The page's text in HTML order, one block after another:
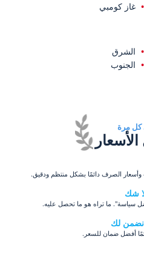
غاز كومبي
الشرق
الجنوب
مرة
الصرف دائمًا بشكل منتظم ودقيق.
شك
سياسة". ما تراه هو ما تحصل عليه.
لك
أفضل ضمان للسعر.